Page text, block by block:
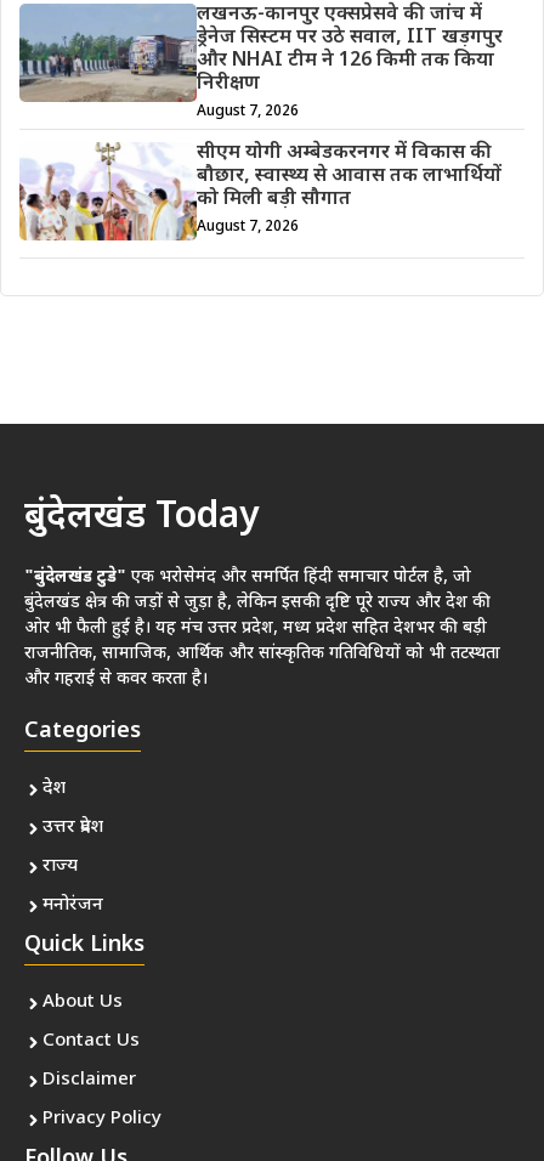
लखनऊ-कानपुर एक्सप्रेसवे की जांच में
ड्रेनेज सिस्टम पर उठे सवाल, IIT खड़गपुर
और NHAI टीम ने 126 किमी तक किया
निरीक्षण
August 7, 2026
सीएम योगी अम्बेडकरनगर में विकास की
बौछार, स्वास्थ्य से आवास तक लाभार्थियों
को मिली बड़ी सौगात
August 7, 2026
बुंदेलखंड Today
"बुंदेलखंड टुडे" एक भरोसेमंद और समर्पित हिंदी समाचार पोर्टल है, जो
बुंदेलखंड क्षेत्र की जड़ों से जुड़ा है, लेकिन इसकी दृष्टि पूरे राज्य और देश की
ओर भी फैली हुई है। यह मंच उत्तर प्रदेश, मध्य प्रदेश सहित देशभर की बड़ी
राजनीतिक, सामाजिक, आर्थिक और सांस्कृतिक गतिविधियों को भी तटस्थता
और गहराई से कवर करता है।
Categories
देश
उत्तर प्रदेश
राज्य
मनोरंजन
Quick Links
About Us
Contact Us
Disclaimer
Privacy Policy